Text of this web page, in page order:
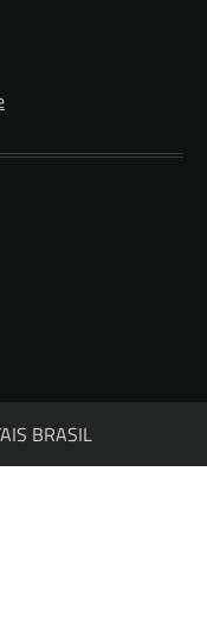
BRASIL